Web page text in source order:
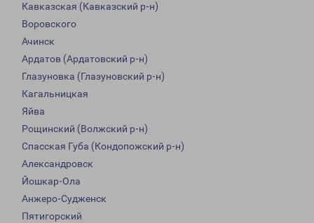
Кавказская (Кавказский р-н)
Воровского
Ачинск
Ардатов (Ардатовский р-н)
Глазуновка (Глазуновский р-н)
Кагальницкая
Яйва
Рощинский (Волжский р-н)
Спасская Губа (Кондопожский р-н)
Александровск
Йошкар-Ола
Анжеро-Судженск
Пятигорский